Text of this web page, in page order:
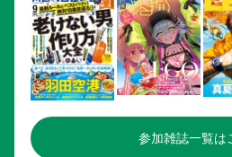
参加雑誌一覧は